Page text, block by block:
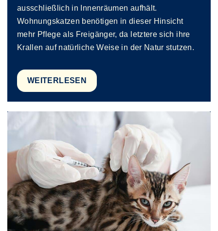
ausschließlich in Innenräumen aufhält.
Wohnungskatzen benötigen in dieser Hinsicht
mehr Pflege als Freigänger, da letztere sich ihre
Krallen auf natürliche Weise in der Natur stutzen.
WEITERLESEN